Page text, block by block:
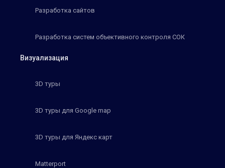
Разработка сайтов
Разработка систем объективного контроля СОК
Визуализация
3D туры
3D туры для Google map
3D туры для Яндекс карт
Matterport